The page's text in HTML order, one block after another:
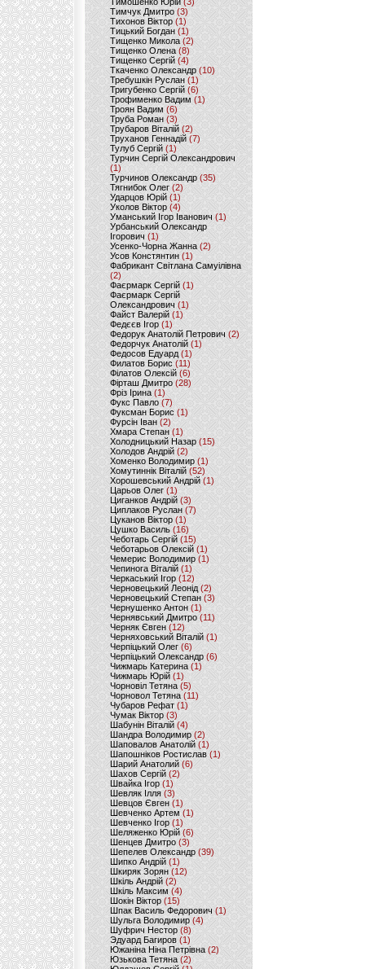
Тимчук Дмитро (3)
Тихонов Віктор (1)
Тицький Богдан (1)
Тищенко Микола (2)
Тищенко Олена (8)
Тищенко Сергій (4)
Ткаченко Олександр (10)
Требушкін Руслан (1)
Тригубенко Сергій(6)
Трофименко Вадим (1)
Троян Вадим (6)
Труба Роман(3)
Трубаров Віталій (2)
Труханов Геннадій (7)
Тулуб Сергій(1)
Турчин Сергій Олександрович
(1)
Турчинов Олександр(35)
Тягнибок Олег (2)
Ударцов Юрій (1)
Уколов Віктор(4)
Уманський Ігор Іванович(1)
Урбанський Олександр
Ігорович (1)
Усенко-Чорна Жанна (2)
Усов Констянтин(1)
Фабрикант Світлана Самуілівна
(2)
Фаєрмарк Сергій(1)
Фаєрмарк Сергій
Олександрович (1)
Файст Валерій(1)
Федєєв Ігор (1)
Федорук Анатолій Петрович (2)
Федорчук Анатолій (1)
Федосов Едуард (1)
Филатов Борис (11)
Філатов Олексій (6)
Фірташ Дмитро (28)
Фріз Ірина (1)
Фукс Павло (7)
Фуксман Борис (1)
Фурсін Іван (2)
Хмара Степан(1)
Холодницький Назар(15)
Холодов Андрій (2)
Хоменко Володимир (1)
Хомутиннік Віталій (52)
Хорошевський Андрій (1)
Царьов Олег (1)
Циганков Андрій (3)
Циплаков Руслан(7)
Цуканов Віктор (1)
Цушко Василь (16)
Чеботарь Сергій (15)
Чеботарьов Олексій (1)
Чемерис Володимир (1)
Чепинога Віталій (1)
Черкаський Ігор (12)
Черновецький Леонід(2)
Черновецький Степан (3)
Чернушенко Антон (1)
Чернявський Дмитро(11)
Черняк Євген(12)
Черняховський Віталій (1)
Черпіцький Олег (6)
Черпіцький Олександр (6)
Чижмарь Катерина (1)
Чижмарь Юрій (1)
Чорновіл Тетяна (5)
Чорновол Тетяна (11)
Чубаров Рефат (1)
Чумак Віктор(3)
Шабунін Віталій (4)
Шандра Володимир (2)
Шаповалов Анатолій(1)
Шапошніков Ростислав(1)
Шарий Анатолий(6)
Шахов Сергій(2)
Швайка Ігор (1)
Шевляк Ілля (3)
Шевцов Євген (1)
Шевченко Артем(1)
Шевченко Ігор(1)
Шеляженко Юрій (6)
Шенцев Дмитро (3)
Шепелев Олександр (39)
Шипко Андрій(1)
Шкиряк Зорян(12)
Шкіль Андрій(2)
Шкіль Максим (4)
Шокін Віктор (15)
Шпак Василь Федорович (1)
Шульга Володимир (4)
Шуфрич Нестор(8)
Эдуард Багиров (1)
Южаніна Ніна Петрівна (2)
Юзькова Тетяна(2)